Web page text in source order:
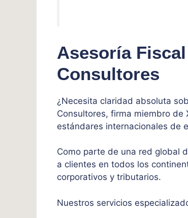
Asesoría
Consultores
¿Necesita claridad absoluta
Consultores, firma miembro de
estándares internacionales de
Como parte de una red global
a clientes en todos los
corporativos y tributarios.
Nuestros servicios